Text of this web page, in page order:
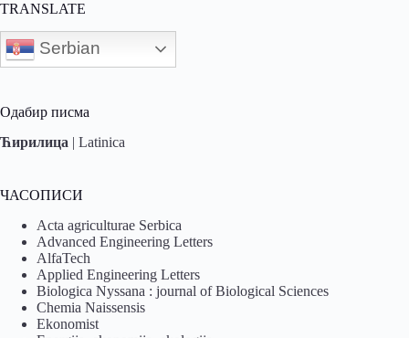
TRANSLATE
Serbian
Одабир писма
Ћирилица | Latinica
ЧАСОПИСИ
Acta agriculturae Serbica
Advanced Engineering Letters
AlfaTech
Applied Engineering Letters
Biologica Nyssana : journal of Biological Sciences
Chemia Naissensis
Ekonomist